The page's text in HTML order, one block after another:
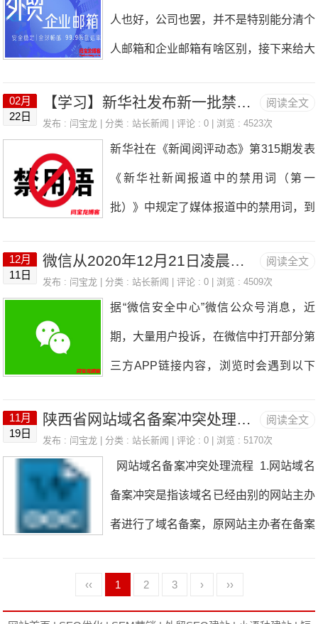
请开发者尽快展开自查，避免站点被算法
覆盖带来损失。下面是百度官方给出的通
知：这种情况下看来只有踏踏实实做独立
站的SEO优化还是稳定长期了，所以各
位客户朋友们长期坚持做好SEO是长期
人也好，公司也罢，并不是特别能分清个
人邮箱和企业邮箱有啥区别，接下来给大
别？做外贸应不应该开通企业邮
域名为后缀的电子邮件系统，企业的每一
个员工都可以拥有一个。 2、适用范围
不同 个人邮箱一般主要用于个人生活邮
件的收发应用，目前，网上购物、社交网
站注册、微博注册等互联网活动也基本都
历、日程载
阅读全文
02月
22日
【学习】新华社发布新一批禁用词和正确表述
发布 : 闫宝龙 | 分类 : 站长新闻 | 评论 : 0 | 浏览 : 4523次
新华社在《新闻阅评动态》第315期发表
《新华社新闻报道中的禁用词（第一
批）》中规定了媒体报道中的禁用词，到
增时政社会生活类词汇中强调，对国内领
群众”的类似提法。 另外，新闻媒体
和网站应当禁用的不文明用语有38个，
例如“装逼、草泥马、特么的、撕逼、玛
拉戈壁、爆菊、JB、呆逼、本屌、齐B短
裙、法克鱿、丢你老母”等。 法律法
记”“XX市市委书记”，应称“中共XX省委书
记”“XX市委书记”。除对过去特定历史时
阅读全文
12月
11日
微信从2020年12月21日凌晨开始对于举报违规核实链接不再提供微信内直接打开的服务
发布 : 闫宝龙 | 分类 : 站长新闻 | 评论 : 0 | 浏览 : 4509次
据“微信安全中心”微信公众号消息，近
期，大量用户投诉，在微信中打开部分第
三方APP链接内容，浏览时会遇到以下
或下载第三方APP。此类行为严重影响
转到外部APP的，例如点击新闻标题
阅读全文
11月
19日
陕西省网站域名备案冲突处理流程及方法
发布 : 闫宝龙 | 分类 : 站长新闻 | 评论 : 0 | 浏览 : 5170次
网站域名备案冲突处理流程 1.网站域名
备案冲突是指该域名已经由别的网站主办
者进行了域名备案，原网站主办者在备案
息，而出现新的域名所有者在备案时，发
生域名冲突现象。 2.发生网站域名备案
‹‹ 1 2 3 › ››